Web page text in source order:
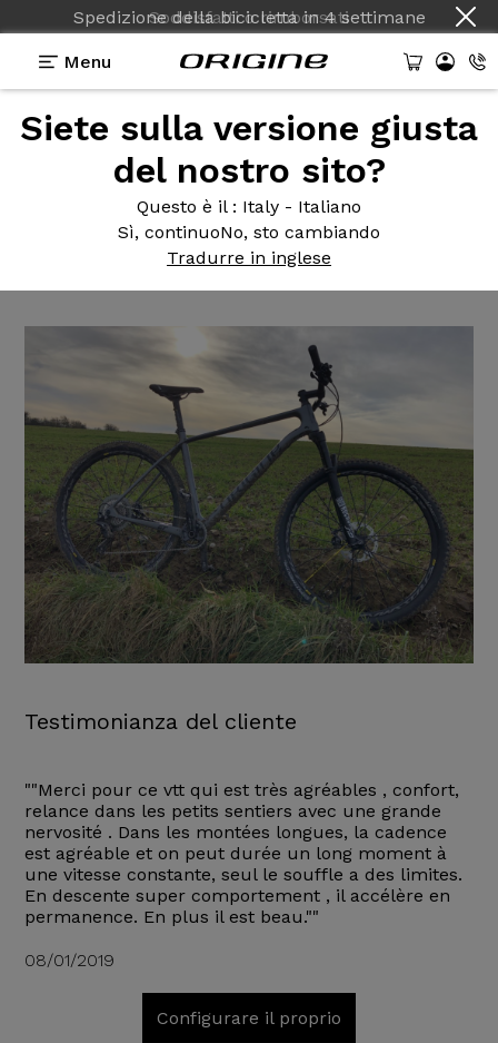
Spedizione della biciclettain4 settimane
Menu
Siete sulla versione giusta
del nostro sito?
Questo è il : Italy - Italiano
Sì, continuoNo, sto cambiando
Tradurre in inglese
Testimonianze >
Théorème GT - Shimano XT -
Théorème GT- Shimano XT -
Mavic CrossMax Pro
Testimonianza del cliente
""Merci pour ce vtt qui est très agréables , confort,
relance dans les petits sentiers avec une grande
nervosité . Dans les montées longues, la cadence
est agréable et on peut durée un long moment à
une vitesse constante, seul le souffle a des limites.
En descente super comportement , il accélère en
permanence. En plus il est beau.""
08/01/2019
Configurare il proprio